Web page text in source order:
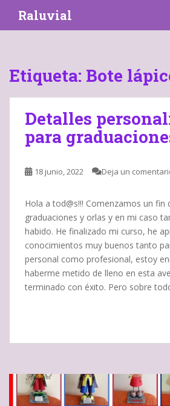
i
Raluvial
Etiqueta: Bote
Detalles
para
18 junio, 2022 Deja un
Hola a tod@s!!! Comenzamos un fin
graduaciones y orlas y en mi caso
habido. He finalizado mi curso, he
conocimientos muy buenos tanto
personal como profesional, estoy
haberme metido de lleno en esta
terminado con éxito. Pero sobre